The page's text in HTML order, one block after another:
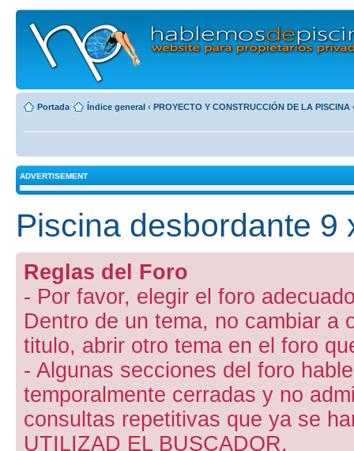
Portada Índice general ‹ PROYECTO Y CONSTRUCCIÓN DE LA PISCINA
ADVERTISEMENT
Piscina desbordante 9
Reglas del Foro
- Por favor, elegir el foro
Dentro de un tema, no cambiar a
titulo, abrir otro tema en el foro
- Algunas secciones del foro
temporalmente cerradas y no
consultas repetitivas que ya se
UTILIZAD EL BUSCADOR.